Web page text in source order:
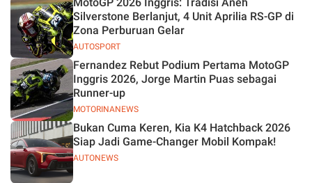
AUTOSPORT
Silverstone Berlanjut, 4 Unit Aprilia RS-GP di
Zona Perburuan Gelar
MOTORINANEWS
Fernandez Rebut Podium Pertama MotoGP
Inggris 2026, Jorge Martin Puas sebagai
Runner-up
AUTONEWS
Bukan Cuma Keren, Kia K4 Hatchback 2026
Siap Jadi Game-Changer Mobil Kompak!